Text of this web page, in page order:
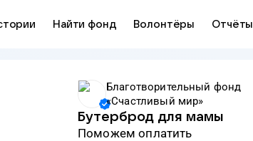
Найти фонд Волонтёры Отчёты
Благотворительный фонд
«Счастливый мир»
Бутерброд для мамы
Поможем оплатить